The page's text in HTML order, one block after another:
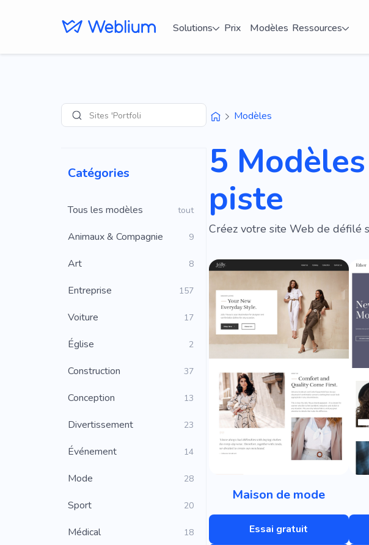
Solutions Prix Modèles Ressources
Recherche
Sites 'Portfolio'
Catégories
Tous les modèles tout
Animaux & Compagnie 9
Art 8
Entreprise 157
Voiture 17
Église 2
Construction 37
Conception 13
Divertissement 23
Événement 14
Mode 28
Sport 20
Médical 18
Modèles
5
piste
Créez votre site Web de défilé
Maison de mode
Essai gratuit